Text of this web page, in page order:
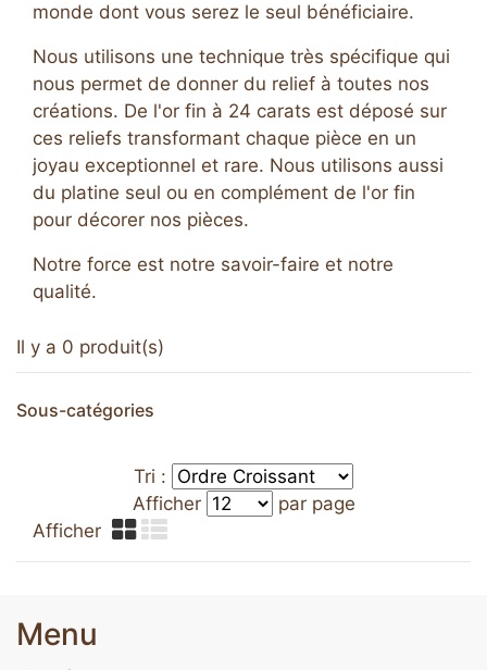
monde dont vous serez le seul bénéficiaire.
Nous utilisons une technique très spécifique qui
nous permet de donner du relief à toutes nos
créations. De l'or fin à 24 carats est déposé sur
ces reliefs transformant chaque pièce en un
joyau exceptionnel et rare. Nous utilisons aussi
du platine seul ou en complément de l'or fin
pour décorer nos pièces.
Notre force est notre savoir-faire et notre
qualité.
Il y a 0 produit(s)
Sous-catégories
Tri :
Afficher
par page
Afficher
Menu